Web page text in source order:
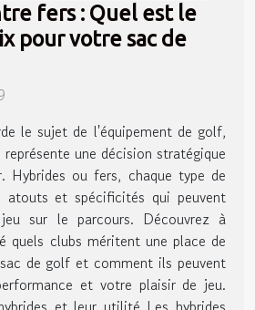
fers : Quel est le
pour votre sac de
le sujet de l'équipement de golf,
une décision stratégique
Hybrides ou fers, chaque type de
atouts et spécificités qui peuvent
sur le parcours. Découvrez à
quels clubs méritent une place de
de golf et comment ils peuvent
et votre plaisir de jeu.